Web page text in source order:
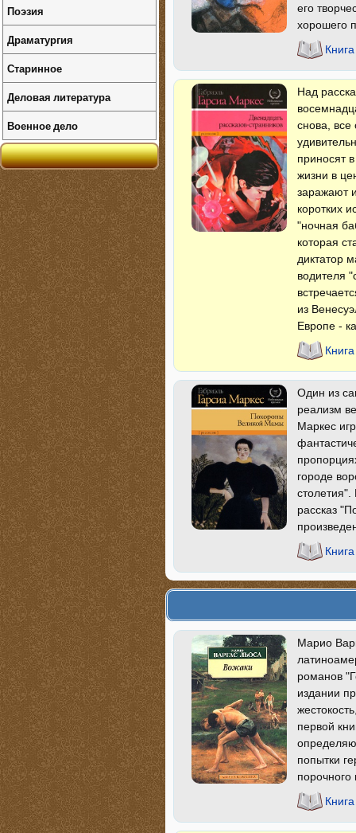
его
хорошего
Над
снова,
приносят
жизни в
заражают
коротких
"ночная
которая
диктатор
водителя
из
Европе -
Один из
реализм
Маркес
городе
рассказ
Марио
романов
издании
первой
попытки
порочного
Поэзия
Драматургия
Старинное
Деловая литература
Военное дело